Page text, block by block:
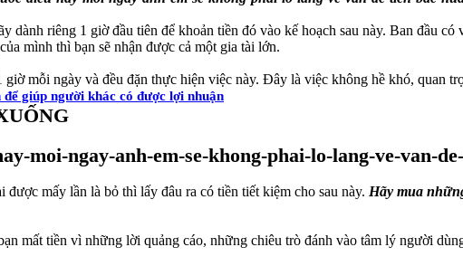
riêng 1 giờ đầu tiên để khoản tiền đó vào kế hoạch sau này. Ban đầu
mình thì bạn sẽ nhận được cả một gia tài lớn.
mỗi ngày và đều đặn thực hiện việc này. Đây là việc không hề khó, quan
giúp người khác có được lợi nhuận
mấy lần là bỏ thì lấy đâu ra có tiền tiết kiệm cho sau này. Hãy mua
mất tiền vì những lời quảng cáo, những chiêu trò đánh vào tâm lý người